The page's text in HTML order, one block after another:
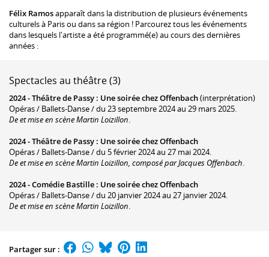
Félix Ramosapparaît dans la distribution de plusieurs événements
culturels à Paris ou dans sa région ! Parcourez tous les événements
dans lesquels l'artiste a été programmé(e) au cours des dernières
années :
Spectacles au théâtre (3)
2024 -Théâtre de Passy : Une soirée chez Offenbach(interprétation)
Opéras / Ballets-Danse / du 23 septembre 2024 au 29 mars 2025.
De et mise en scène Martin Loizillon.
2024 -Théâtre de Passy : Une soirée chez Offenbach
Opéras / Ballets-Danse / du 5 février 2024 au 27 mai 2024.
De et mise en scène Martin Loizillon, composé par Jacques Offenbach.
2024 -Comédie Bastille : Une soirée chez Offenbach
Opéras / Ballets-Danse / du 20 janvier 2024 au 27 janvier 2024.
De et mise en scène Martin Loizillon.
Partager sur :